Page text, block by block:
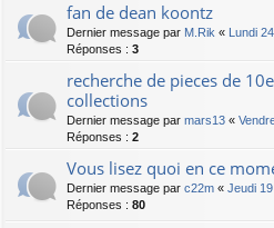
fan de dean koontz
Dernier message par M.Rik «
Lundi
Réponses : 3
recherche de pieces de
collections
Dernier message par mars13 «
Réponses : 2
Vous lisez quoi en ce
Dernier message par c22m « Jeudi
Réponses : 80